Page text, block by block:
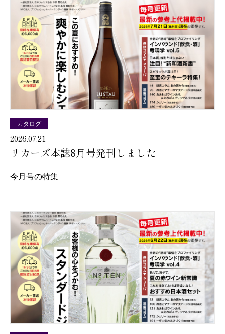
カタログ
2026.07.21
リカーズ本誌8月号発刊しました
今月号の特集